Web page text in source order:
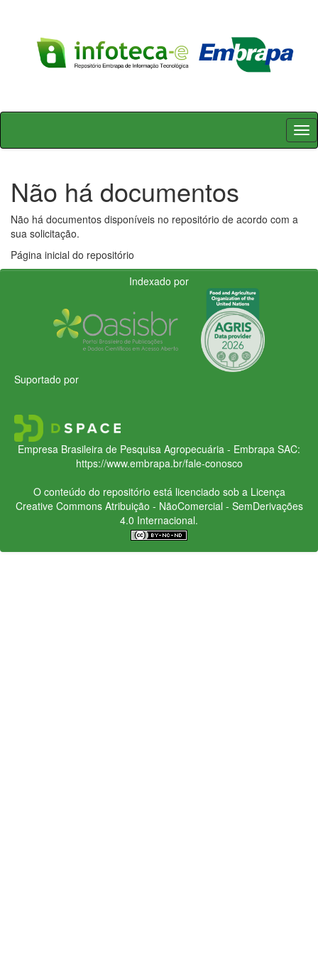
Skip
Não há documentos
Não há documentos disponíveis no repositório de acordo com a
sua solicitação.
Página inicial do repositório
Indexado por
Suportado por
Empresa Brasileira de Pesquisa Agropecuária - Embrapa SAC:
https://www.embrapa.br/fale-conosco
O conteúdo do repositório está licenciado sob a Licença
Creative CommonsAtribuição - NãoComercial - SemDerivações
4.0 Internacional.